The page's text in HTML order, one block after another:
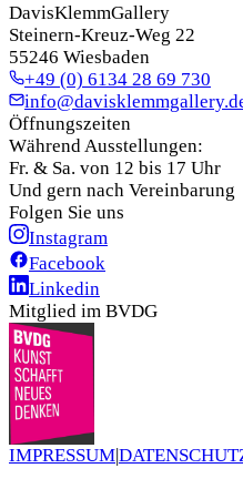
DavisKlemmGallery
Steinern-Kreuz-Weg 22
55246 Wiesbaden
+49 (0) 6134 28 69 730
Öffnungszeiten
Während Ausstellungen:
Fr. & Sa. von 12 bis 17 Uhr
Und gern nach Vereinbarung
Folgen Sie uns
Instagram
Facebook
Linkedin
Mitglied im BVDG
IMPRESSUM|